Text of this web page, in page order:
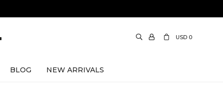
BLOG NEW ARRIVALS
USD 0